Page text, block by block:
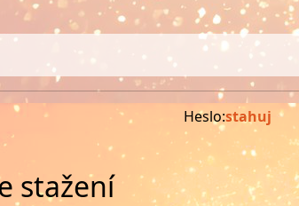
Heslo:stahuj
stažení